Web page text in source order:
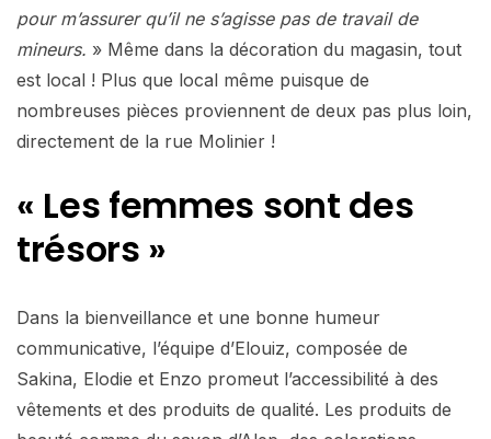
pour m’assurer qu’il ne s’agisse pas de travail de
mineurs. » Même dans la décoration du magasin, tout
est local ! Plus que local même puisque de
nombreuses pièces proviennent de deux pas plus loin,
directement de la rue Molinier !
« Les femmes sont des
trésors »
Dans la bienveillance et une bonne humeur
communicative, l’équipe d’Elouiz, composée de
Sakina, Elodie et Enzo promeut l’accessibilité à des
vêtements et des produits de qualité. Les produits de